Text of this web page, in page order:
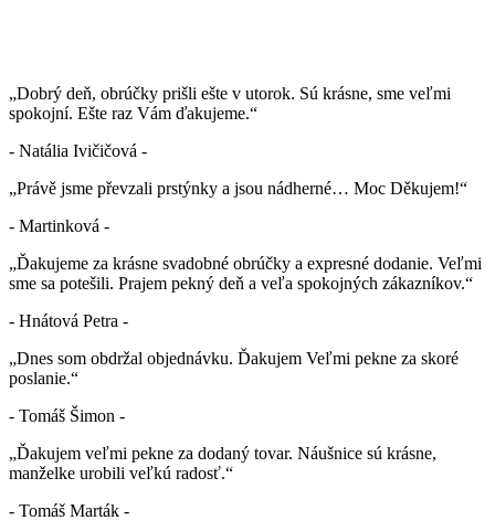
„Dobrý deň, obrúčky prišli ešte v utorok. Sú krásne, sme veľmi
spokojní. Ešte raz Vám ďakujeme.“
- Natália Ivičičová -
„Právě jsme převzali prstýnky a jsou nádherné… Moc Děkujem!“
- Martinková -
„Ďakujeme za krásne svadobné obrúčky a expresné dodanie. Veľmi
sme sa potešili. Prajem pekný deň a veľa spokojných zákazníkov.“
- Hnátová Petra -
„Dnes som obdržal objednávku. Ďakujem Veľmi pekne za skoré
poslanie.“
- Tomáš Šimon -
„Ďakujem veľmi pekne za dodaný tovar. Náušnice sú krásne,
manželke urobili veľkú radosť.“
- Tomáš Marták -